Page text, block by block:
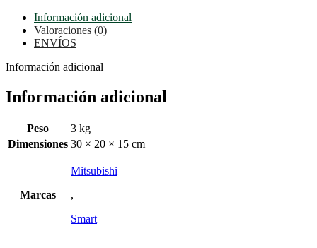
Información adicional
Valoraciones (0)
ENVÍOS
Información adicional
Información adicional
Peso
3 kg
Dimensiones 30 × 20 × 15 cm
Marcas
Mitsubishi
,
Smart